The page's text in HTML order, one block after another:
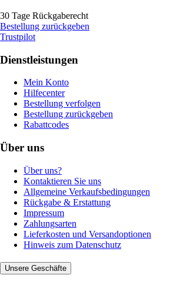
30 Tage Rückgaberecht
Bestellung zurückgeben
Trustpilot
Dienstleistungen
Mein Konto
Hilfecenter
Bestellung verfolgen
Bestellung zurückgeben
Rabattcodes
Über uns
Über uns?
Kontaktieren Sie uns
Allgemeine Verkaufsbedingungen
Rückgabe & Erstattung
Impressum
Zahlungsarten
Lieferkosten und Versandoptionen
Hinweis zum Datenschutz
Unsere Geschäfte